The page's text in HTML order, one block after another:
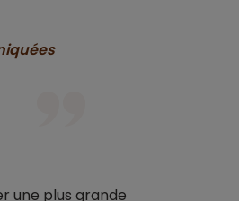
une plus grande